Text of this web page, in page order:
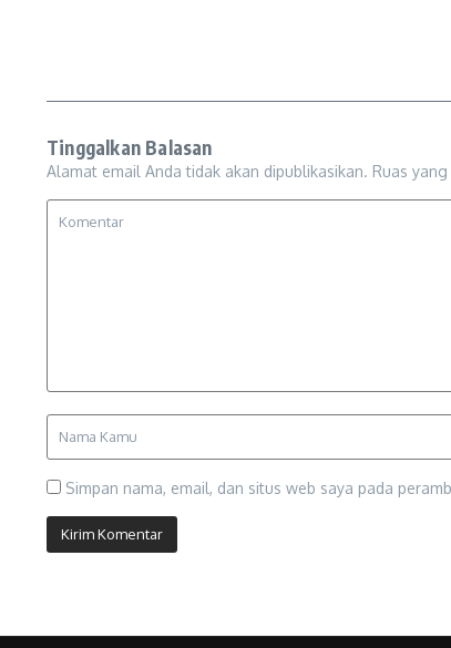
Tinggalkan Balasan
Alamat email Anda tidak akan dipublikasikan. Ruas
Simpan nama, email, dan situs web saya pada